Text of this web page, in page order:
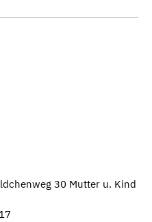
30 Mutter u. Kind